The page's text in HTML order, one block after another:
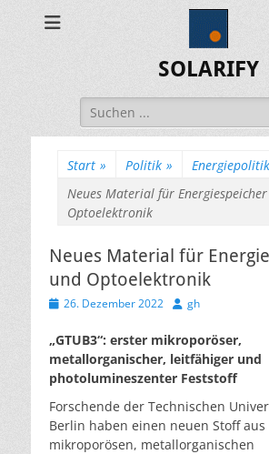
SOLARIFY
Suchen
nach:
Start » Politik » Energiepolitik
Neues Material für
Optoelektronik
Neues Material für
und Optoelektronik
Veröffentlicht
26. Dezember 2022 Autor
gh
„GTUB3“: erster mikroporöser,
metallorganischer, leitfähiger und
photolumineszenter Feststoff
Forschende der Technischen
Berlin haben einen neuen Stoff
mikroporösen, metallorganischen